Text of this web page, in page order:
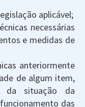
aplicável;
necessárias
e medidas de
anteriormente
de algum item,
da situação da
das